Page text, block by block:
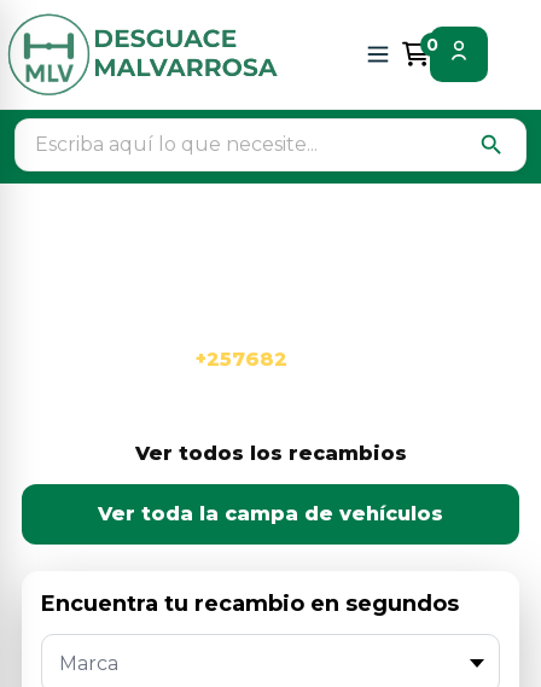
0
search
+257682
Ver todos los recambios
Ver toda la campa de vehículos
Encuentra tu recambio en segundos
Marca